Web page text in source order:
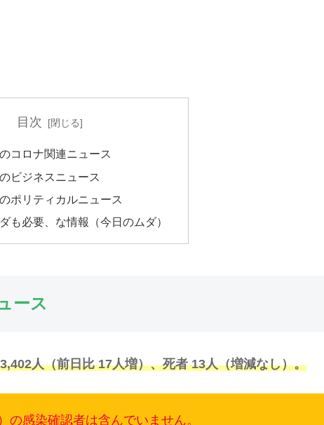
目次
コロナ関連ニュース
ビジネスニュース
ポリティカルニュース
も必要、な情報（今日のムダ）
ース
人（前日比 17人増）、死者 13人（増減なし）。
の感染確認者は含んでいません。